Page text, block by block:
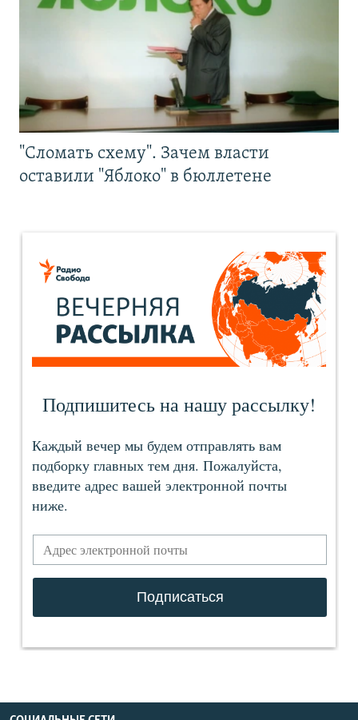
"Сломать схему". Зачем власти
оставили "Яблоко" в бюллетене